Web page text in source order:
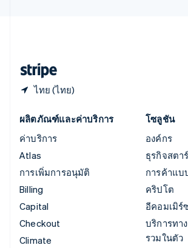
ไทย (ไทย)
ผลิตภัณฑ์และค่าบริการ
ค่าบริการ
Atlas
การเพิ่มการอนุมัติ
Billing
Capital
Checkout
Climate
โซลูชัน
องค์กร
ธุรกิจสตา
การค้าแบ
คริปโต
อีคอมเมิร์
บริการทา
รวมในตัว